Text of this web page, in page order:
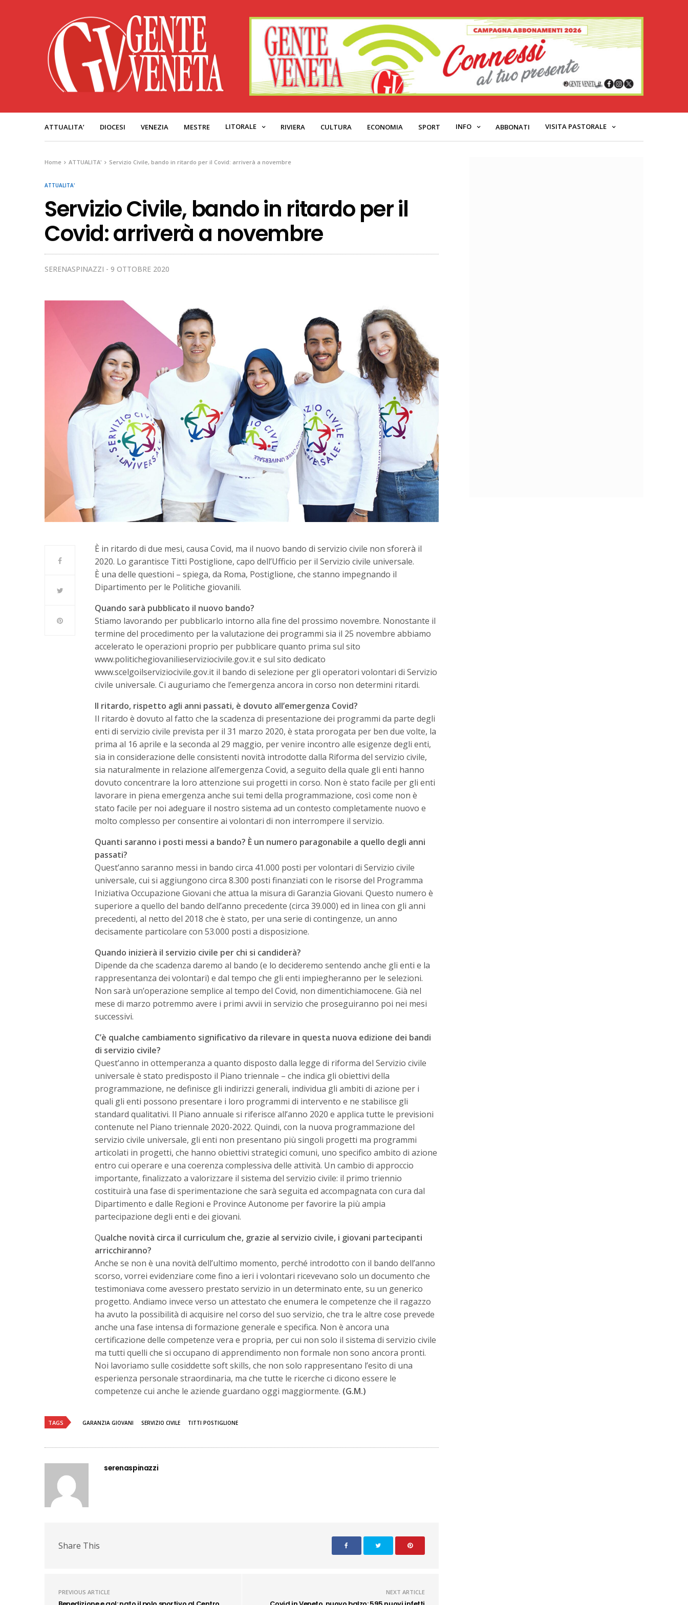
ATTUALITA’ DIOCESI VENEZIA MESTRE LITORALE RIVIERA CULTURA ECONOMIA SPORT INFO ABBONATI VISITA PASTORALE
Home ATTUALITA' Servizio Civile, bando in ritardo per il Covid: arriverà a novembre
ATTUALITA'
Servizio Civile, bando in ritardo per il
Covid: arriverà a novembre
SERENASPINAZZI 9 OTTOBRE 2020
È in ritardo di due mesi, causa Covid, ma il nuovo bando di servizio civile non sforerà il
2020. Lo garantisce Titti Postiglione, capo dell’Ufficio per il Servizio civile universale.
È una delle questioni – spiega, da Roma, Postiglione, che stanno impegnando il
Dipartimento per le Politiche giovanili.
Quando sarà pubblicato il nuovo bando?
Stiamo lavorando per pubblicarlo intorno alla fine del prossimo novembre. Nonostante il
termine del procedimento per la valutazione dei programmi sia il 25 novembre abbiamo
accelerato le operazioni proprio per pubblicare quanto prima sul sito
www.politichegiovanilieserviziocivile.gov.it e sul sito dedicato
www.scelgoilserviziocivile.gov.it il bando di selezione per gli operatori volontari di Servizio
civile universale. Ci auguriamo che l’emergenza ancora in corso non determini ritardi.
Il ritardo, rispetto agli anni passati, è dovuto all’emergenza Covid?
Il ritardo è dovuto al fatto che la scadenza di presentazione dei programmi da parte degli
enti di servizio civile prevista per il 31 marzo 2020, è stata prorogata per ben due volte, la
prima al 16 aprile e la seconda al 29 maggio, per venire incontro alle esigenze degli enti,
sia in considerazione delle consistenti novità introdotte dalla Riforma del servizio civile,
sia naturalmente in relazione all’emergenza Covid, a seguito della quale gli enti hanno
dovuto concentrare la loro attenzione sui progetti in corso. Non è stato facile per gli enti
lavorare in piena emergenza anche sui temi della programmazione, così come non è
stato facile per noi adeguare il nostro sistema ad un contesto completamente nuovo e
molto complesso per consentire ai volontari di non interrompere il servizio.
Quanti saranno i posti messi a bando? È un numero paragonabile a quello degli anni
passati?
Quest’anno saranno messi in bando circa 41.000 posti per volontari di Servizio civile
universale, cui si aggiungono circa 8.300 posti finanziati con le risorse del Programma
Iniziativa Occupazione Giovani che attua la misura di Garanzia Giovani. Questo numero è
superiore a quello del bando dell’anno precedente (circa 39.000) ed in linea con gli anni
precedenti, al netto del 2018 che è stato, per una serie di contingenze, un anno
decisamente particolare con 53.000 posti a disposizione.
Quando inizierà il servizio civile per chi si candiderà?
Dipende da che scadenza daremo al bando (e lo decideremo sentendo anche gli enti e la
rappresentanza dei volontari) e dal tempo che gli enti impiegheranno per le selezioni.
Non sarà un’operazione semplice al tempo del Covid, non dimentichiamocene. Già nel
mese di marzo potremmo avere i primi avvii in servizio che proseguiranno poi nei mesi
successivi.
C’è qualche cambiamento significativo da rilevare in questa nuova edizione dei bandi
di servizio civile?
Quest’anno in ottemperanza a quanto disposto dalla legge di riforma del Servizio civile
universale è stato predisposto il Piano triennale – che indica gli obiettivi della
programmazione, ne definisce gli indirizzi generali, individua gli ambiti di azione per i
quali gli enti possono presentare i loro programmi di intervento e ne stabilisce gli
standard qualitativi. Il Piano annuale si riferisce all’anno 2020 e applica tutte le previsioni
contenute nel Piano triennale 2020-2022. Quindi, con la nuova programmazione del
servizio civile universale, gli enti non presentano più singoli progetti ma programmi
articolati in progetti, che hanno obiettivi strategici comuni, uno specifico ambito di azione
entro cui operare e una coerenza complessiva delle attività. Un cambio di approccio
importante, finalizzato a valorizzare il sistema del servizio civile: il primo triennio
costituirà una fase di sperimentazione che sarà seguita ed accompagnata con cura dal
Dipartimento e dalle Regioni e Province Autonome per favorire la più ampia
partecipazione degli enti e dei giovani.
Qualche novità circa il curriculum che, grazie al servizio civile, i giovani partecipanti
arricchiranno?
Anche se non è una novità dell’ultimo momento, perché introdotto con il bando dell’anno
scorso, vorrei evidenziare come fino a ieri i volontari ricevevano solo un documento che
testimoniava come avessero prestato servizio in un determinato ente, su un generico
progetto. Andiamo invece verso un attestato che enumera le competenze che il ragazzo
ha avuto la possibilità di acquisire nel corso del suo servizio, che tra le altre cose prevede
anche una fase intensa di formazione generale e specifica. Non è ancora una
certificazione delle competenze vera e propria, per cui non solo il sistema di servizio civile
ma tutti quelli che si occupano di apprendimento non formale non sono ancora pronti.
Noi lavoriamo sulle cosiddette soft skills, che non solo rappresentano l’esito di una
esperienza personale straordinaria, ma che tutte le ricerche ci dicono essere le
competenze cui anche le aziende guardano oggi maggiormente. (G.M.)
TAGS GARANZIA GIOVANI SERVIZIO CIVILE TITTI POSTIGLIONE
serenaspinazzi
Share This
PREVIOUS ARTICLE NEXT ARTICLE